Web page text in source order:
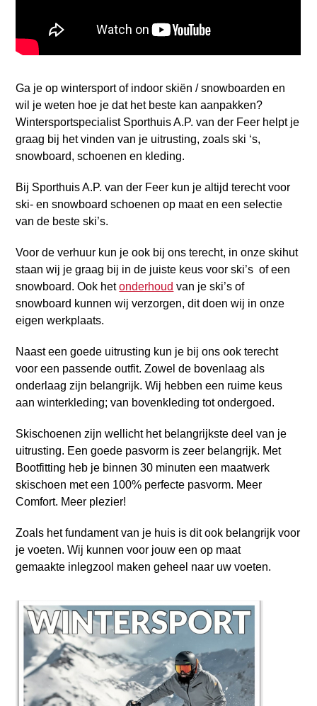
Ga je op wintersport of indoor skiën / snowboarden en
wil je weten hoe je dat het beste kan aanpakken?
Wintersportspecialist Sporthuis A.P. van der Feer helpt je
graag bij het vinden van je uitrusting, zoals ski ‘s,
snowboard, schoenen en kleding.
Bij Sporthuis A.P. van der Feer kun je altijd terecht voor
ski- en snowboard schoenen op maat en een selectie
van de beste ski’s.
Voor de verhuur kun je ook bij ons terecht, in onze skihut
staan wij je graag bij in de juiste keus voor ski’s of een
snowboard. Ook hetonderhoud van je ski’s of
snowboard kunnen wij verzorgen, dit doen wij in onze
eigen werkplaats.
Naast een goede uitrusting kun je bij ons ook terecht
voor een passende outfit. Zowel de bovenlaag als
onderlaag zijn belangrijk. Wij hebben een ruime keus
aan winterkleding; van bovenkleding tot ondergoed.
Skischoenen zijn wellicht het belangrijkste deel van je
uitrusting. Een goede pasvorm is zeer belangrijk. Met
Bootfitting heb je binnen 30 minuten een maatwerk
skischoen met een 100% perfecte pasvorm. Meer
Comfort. Meer plezier!
Zoals het fundament van je huis is dit ook belangrijk voor
je voeten. Wij kunnen voor jouw een op maat
gemaakte inlegzool maken geheel naar uw voeten.